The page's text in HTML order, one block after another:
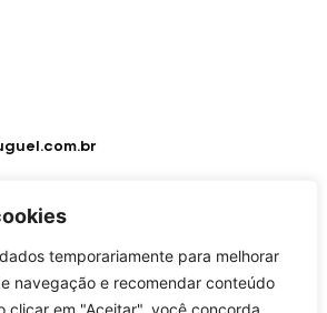
temporariamente para melhorar
navegação e recomendar conteúdo
clicar em "Aceitar", você concorda